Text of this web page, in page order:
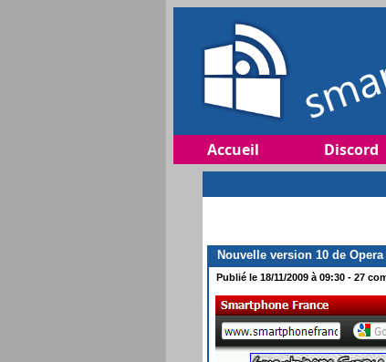
Accueil Discord
Nouvelle version 10 de
Publié le 18/11/2009 à 09:30 - 27